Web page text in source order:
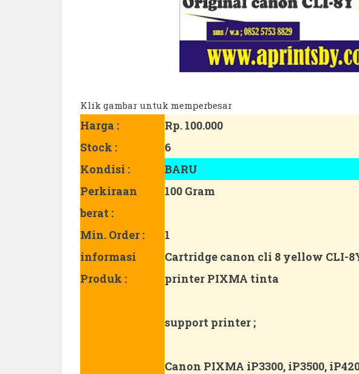
Klik gambar untuk memperbesar
Harga :
Rp. 100.000
Stock :
6
Kondisi :
BARU
Perkiraan
berat :
100 Gram
Min. Order :
1
informasi
Produk :
Cartridge canon cli 8 yellow CLI-
printer PIXMA tinta
support printer ;
Canon PIXMA iP3300, iP3500,